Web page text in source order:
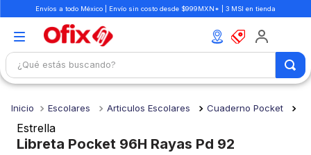
Envíos a todo México | Envío sin costo desde $999MXN* | 3 MSI en tienda
¿Qué estás buscando?
Escolares Articulos Escolares Cuaderno Pocket
Estrella
Libreta Pocket 96H Rayas Pd 92
1.
mochilas
.
libretas